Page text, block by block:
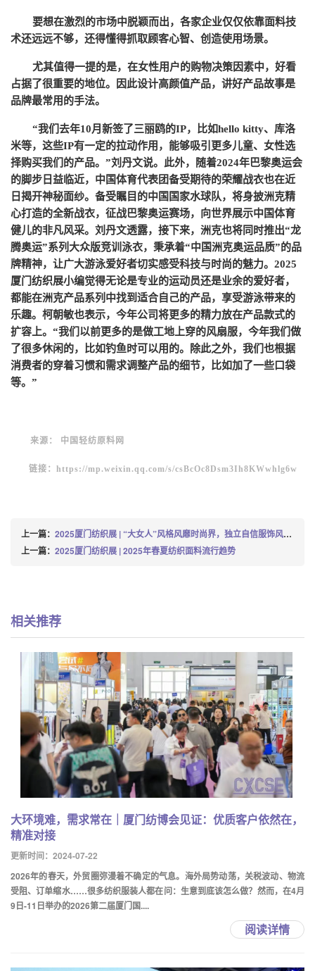
要想在激烈的市场中脱颖而出，各家企业仅仅依靠面料技
术还远远不够，还得懂得抓取顾客心智、创造使用场景。
尤其值得一提的是，在女性用户的购物决策因素中，好看
占据了很重要的地位。因此设计高颜值产品，讲好产品故事是
品牌最常用的手法。
“我们去年10月新签了三丽鸥的IP，比如hello kitty、库洛
米等，这些IP有一定的拉动作用，能够吸引更多儿童、女性选
择购买我们的产品。”刘丹文说。
此外，随着2024年巴黎奥运会
的脚步日益临近，中国体育代表团备受期待的荣耀战衣也在近
日揭开神秘面纱。备受瞩目的中国国家水球队，将身披洲克精
心打造的全新战衣，征战巴黎奥运赛场，向世界展示中国体育
健儿的非凡风采。刘丹文透露，接下来，洲克也将同时推出“龙
腾奥运”系列大众版竞训泳衣，秉承着“中国洲克奥运品质”的品
牌精神，让广大游泳爱好者切实感受科技与时尚的魅力。2025
厦门纺织展小编觉得无论是专业的运动员还是业余的爱好者，
都能在洲克产品系列中找到适合自己的产品，享受游泳带来的
乐趣。 柯朝敏也表示，今年公司将更多的精力放在产品款式的
扩容上。 “我们以前更多的是做工地上穿的风扇服，今年我们做
了很多休闲的，比如钓鱼时可以用的。除此之外，我们也根据
消费者的穿着习惯和需求调整产品的细节，比如加了一些口袋
等。”
来源： 中国轻纺原料网
链接： https://mp.weixin.qq.com/s/csBcOc8Dsm3Ih8KWwhlg6w
上一篇： 2025厦门纺织展 | “大女人”风格风靡时尚界，独立自信服饰风格已在next level
上一篇： 2025厦门纺织展 | 2025年春夏纺织面料流行趋势
相关推荐
大环境难，需求常在｜厦门纺博会见证：优质客户依然在，
精准对接
更新时间：2024-07-22
2026年的春天，外贸圈弥漫着不确定的气息。海外局势动荡，关税波动、物流
受阻、订单缩水……很多纺织服装人都在问：生意到底该怎么做？然而，在4月
9日-11日举办的2026第二届厦门国....
阅读详情